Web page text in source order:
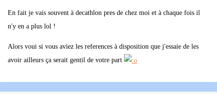
En fait je vais souvent à decathlon pres de chez moi et à chaque fois il
n'y en a plus lol !
Alors voui si vous aviez les references à disposition que j'essaie de les
avoir ailleurs ça serait gentil de votre part